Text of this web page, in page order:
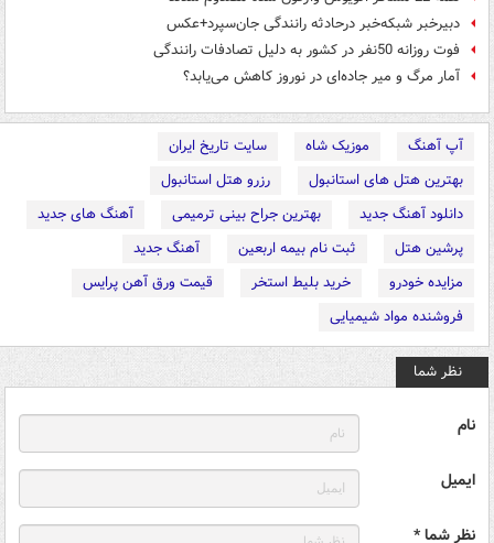
دبیرخبر شبکه‌خبر درحادثه رانندگی جان‌سپرد+عکس
فوت روزانه 50نفر در کشور به دلیل تصادفات رانندگی
آمار مرگ و میر جاده‌ای در نوروز کاهش می‌یابد؟
آپ آهنگ موزیک شاه
سایت تاریخ ایران
بهترین هتل های استانبول
رزرو هتل استانبول
دانلود آهنگ جدید
بهترین جراح بینی ترمیمی
آهنگ های جدید
پرشین هتل
ثبت نام بیمه اربعین
آهنگ جدید
مزایده خودرو
خرید بلیط استخر
قیمت ورق آهن پرایس
فروشنده مواد شیمیایی
نظر شما
نام
ایمیل
نظر شما *